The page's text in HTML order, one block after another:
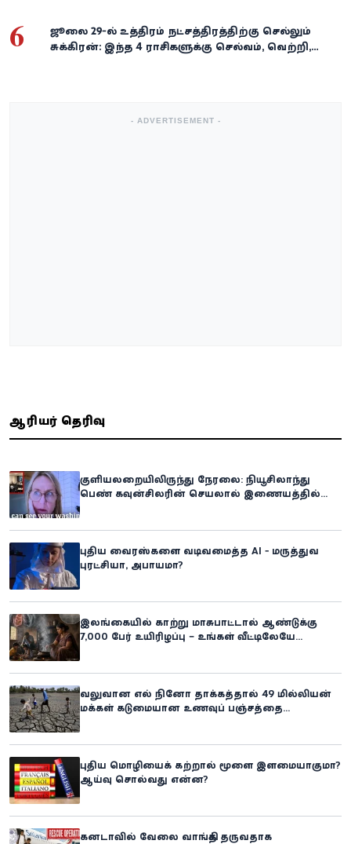
6
ஜூலை 29-ல் உத்திரம் நட்சத்திரத்திற்கு செல்லும்
சுக்கிரன்: இந்த 4 ராசிகளுக்கு செல்வம், வெற்றி,
- ADVERTISEMENT -
ஆசிரியர் தெரிவு
குளியலறையிலிருந்து நேரலை: நியூசிலாந்து
பெண் கவுன்சிலரின் செயலால் இணையத்தில்
புதிய வைரஸ்களை வடிவமைத்த AI - மருத்துவ
புரட்சியா, அபாயமா?
இலங்கையில் காற்று மாசுபாட்டால் ஆண்டுக்கு
7,000 பேர் உயிரிழப்பு – உங்கள் வீட்டிலேயே
வலுவான எல் நினோ தாக்கத்தால் 49 மில்லியன்
மக்கள் கடுமையான உணவுப் பஞ்சத்தை
புதிய மொழியைக் கற்றால் மூளை இளமையாகுமா?
ஆய்வு சொல்வது என்ன?
கனடாவில் வேலை வாங்கித் தருவதாக